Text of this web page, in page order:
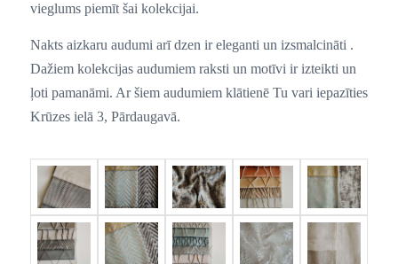
vieglums piemīt šai kolekcijai.
Nakts aizkaru audumi arī dzen ir eleganti un izsmalcināti .
Dažiem kolekcijas audumiem raksti un motīvi ir izteikti un
ļoti pamanāmi. Ar šiem audumiem klātienē Tu vari iepazīties
Krūzes ielā 3, Pārdaugavā.